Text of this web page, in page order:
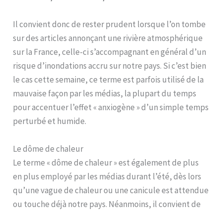
Il convient donc de rester prudent lorsque l’on tombe
sur des articles annonçant une rivière atmosphérique
sur la France, celle-ci s’accompagnant en général d’un
risque d’inondations accru sur notre pays. Si c’est bien
le cas cette semaine, ce terme est parfois utilisé de la
mauvaise façon par les médias, la plupart du temps
pour accentuer l’effet « anxiogène » d’un simple temps
perturbé et humide.
Le dôme de chaleur
Le terme « dôme de chaleur » est également de plus
en plus employé par les médias durant l’été, dès lors
qu’une vague de chaleur ou une canicule est attendue
ou touche déjà notre pays. Néanmoins, il convient de